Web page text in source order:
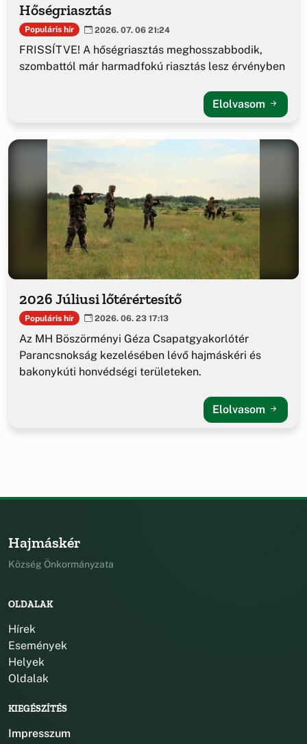
Hőségriasztás
Populáris hír 2026. 07. 06 21:24
FRISSÍTVE! A hőségriasztás meghosszabbodik,
szombattól már harmadfokú riasztás lesz érvényben
Elolvasom
2026 Júliusi lőtérértesítő
Populáris hír 2026. 06. 23 17:13
Az MH Böszörményi Géza Csapatgyakorlótér
Parancsnokság kezelésében lévő hajmáskéri és
bakonykúti honvédségi területeken.
Elolvasom
Hajmáskér
Község Önkormányzata
OLDALAK
Hírek
Események
Helyek
Oldalak
KIEGÉSZÍTÉS
Impresszum